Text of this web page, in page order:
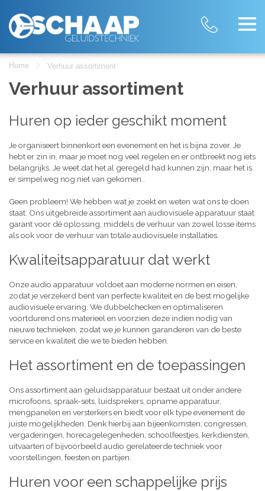
Home Verhuur assortiment
Verhuur assortiment
Huren op ieder geschikt moment
Je organiseert binnenkort een evenement en het is bijna zover. Je
hebt er zin in, maar je moet nog veel regelen en er ontbreekt nog iets
belangrijks. Je weet dat het al geregeld had kunnen zijn, maar het is
er simpelweg nog niet van gekomen..
Geen probleem! We hebben wat je zoekt en weten wat ons te doen
staat. Ons uitgebreide assortiment aan audiovisuele apparatuur staat
garant voor dé oplossing, middels de verhuur van zowel losse items
als ook voor de verhuur van totale audiovisuele installaties.
Kwaliteitsapparatuur dat werkt
Onze audio apparatuur voldoet aan moderne normen en eisen,
zodat je verzekerd bent van perfecte kwaliteit en de best mogelijke
audiovisuele ervaring. We dubbelchecken en optimaliseren
voortdurend ons materieel en voorzien deze indien nodig van
nieuwe technieken, zodat we je kunnen garanderen van de beste
service en kwaliteit die we te bieden hebben.
Het assortiment en de toepassingen
Ons assortiment aan geluidsapparatuur bestaat uit onder andere
microfoons, spraak-sets, luidsprekers, opname apparatuur,
mengpanelen en versterkers en biedt voor elk type evenement de
juiste mogelijkheden. Denk hierbij aan bijeenkomsten, congressen,
vergaderingen, horecagelegenheden, schoolfeestjes, kerkdiensten,
uitvaarten of bijvoorbeeld audio gerelateerde techniek voor
voorstellingen, feesten en partijen.
Huren voor een schappelijke prijs